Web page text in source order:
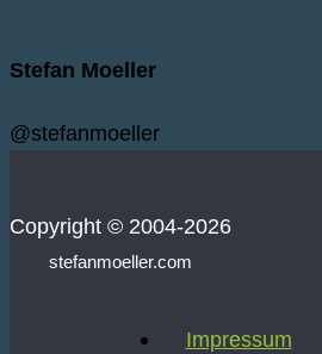
Stefan Moeller
@stefanmoeller
Copyright © 2004-2026
stefanmoeller.com
Impressum